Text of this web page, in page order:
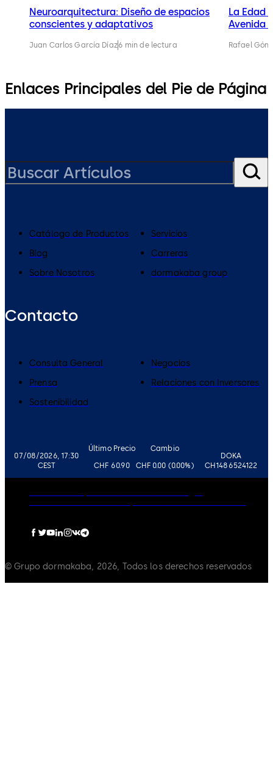
Neuroarquitectura: Diseño de espacios
conscientes y adaptativos
Juan Carlos García Díaz6 min de lectura
La Edad
Avenida
Rafael
Enlaces Principales del Pie de Página
07/08/2026, 17:30
CEST
Último Precio
CHF 60.90
Cambio
CHF 0.00 (0.00%)
DOKA
CH1486524122
Catálogo de Productos
Servicios
Blog
Carreras
Sobre Nosotros
dormakaba group
Contacto
Consulta General
Negocios
Prensa
Relaciones con Inversores
Sostenibilidad
© Grupo dormakaba, 2026, Todos los derechos reservados